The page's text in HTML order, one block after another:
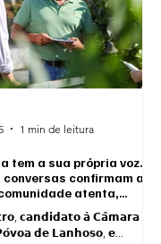
tem a sua própria voz.
confirmam a
atenta,
𝗰𝗮𝗻𝗱𝗶𝗱𝗮𝘁𝗼 𝗮̀ 𝗖𝗮̂𝗺𝗮𝗿𝗮
𝗱𝗲 𝗟𝗮𝗻𝗵𝗼𝘀𝗼, 𝗲...
1 min de leitura